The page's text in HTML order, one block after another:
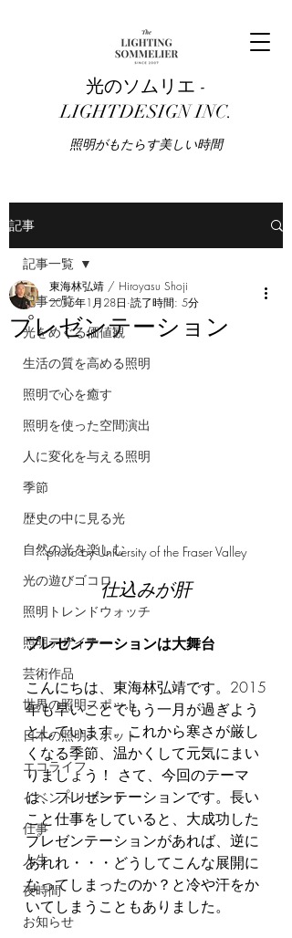
光のソムリエ -
LIGHTDESIGN INC.
​照明がもたらす美しい時間
記事
記事一覧
光をめぐる価値観
生活の質を高める照明
照明で心を癒す
照明を使った空間演出
人に変化を与える照明
季節
歴史の中に見る光
自然の光を楽しむ
光の遊びゴコロ
照明トレンドウォッチ
照明デザイナー
芸術作品
世界の照明スポット
日本の照明スポット
エコライフ
イベントリポート
仕事
人生
夜時間
お知らせ
記事一覧
プレゼンテーション
東海林弘靖 / Hiroyasu Shoji
2015年1月28日 読了時間: 5分
photo by University of the Fraser Valley
仕込みが肝
プレゼンテーションは大舞台
こんにちは、東海林弘靖です。2015
年も早いことでもう一月が過ぎよう
としています。これから寒さが厳し
くなる季節、温かくして元気にまい
りましょう！ さて、今回のテーマ
は、プレゼンテーションです。長い
こと仕事をしていると、大成功した
プレゼンテーションがあれば、逆に
あれれ・・・どうしてこんな展開に
なってしまったのか？と冷や汗をか
いてしまうこともありました。